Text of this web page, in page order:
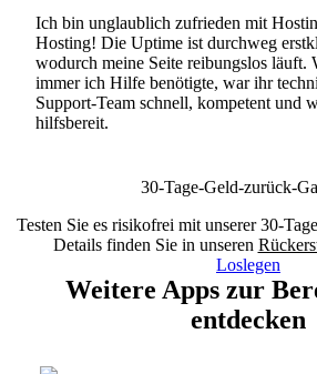
Ich bin unglaublich zufrieden mit
Hosting! Die Uptime ist durchweg
wodurch meine Seite reibungslos läuft.
immer ich Hilfe benötigte, war ihr
Support-Team schnell, kompetent und
hilfsbereit.
30-Tage-Geld-zurück-
Testen Sie es risikofrei mit unserer 30-
Details finden Sie in unseren
Loslegen
Weitere Apps zur
entdecken